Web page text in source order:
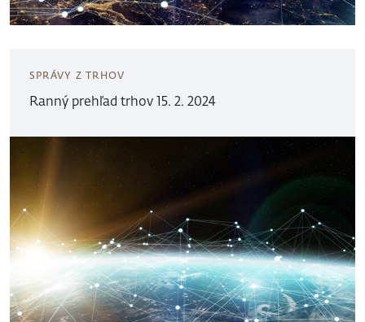
SPRÁVY Z TRHOV
Ranný prehľad trhov 15. 2. 2024